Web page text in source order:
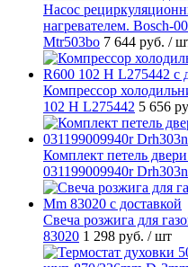
Насос
нагревателем. Bosch-
Mtr503bo 7 644 руб. /
Компрессор
102 H L275442 5 656
Комплект петель
031199009940r
Свеча розжига для
83020 1 298 руб. / шт